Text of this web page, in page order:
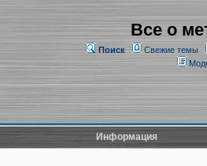
Все о
Поиск Свежие темы
Информация